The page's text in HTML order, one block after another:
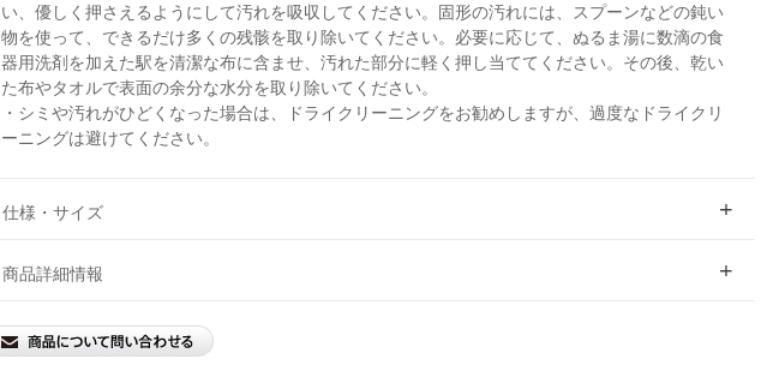
い、優しく押さえるようにして汚れを吸収してください。固形の汚れには、スプーンなどの鈍い
物を使って、できるだけ多くの残骸を取り除いてください。必要に応じて、ぬるま湯に数滴の食
器用洗剤を加えた駅を清潔な布に含ませ、汚れた部分に軽く押し当ててください。その後、乾い
た布やタオルで表面の余分な水分を取り除いてください。
・シミや汚れがひどくなった場合は、ドライクリーニングをお勧めしますが、過度なドライクリ
ーニングは避けてください。
仕様・サイズ
商品詳細情報